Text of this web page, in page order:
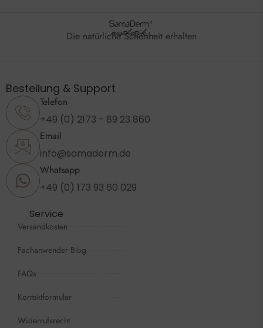
Die natürliche Schönheit erhalten
Bestellung & Support
Telefon
+49 (0) 2173 - 89 23 860
Email
info@samaderm.de
Whatsapp
+49 (0) 173 93 60 029
Service
Versandkosten
Fachanwender Blog
FAQs
Kontaktformular
Widerrufsrecht